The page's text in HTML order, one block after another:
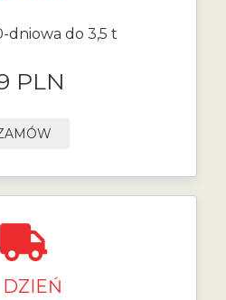
dniowa do 3,5 t
PLN
DZIEŃ